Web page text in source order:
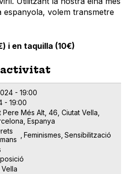
espanyola, volem transmetre
i en taquilla (10€)
- 19:00
- 19:00
Més Alt, 46, Ciutat Vella,
Espanya
Feminismes Sensibilització